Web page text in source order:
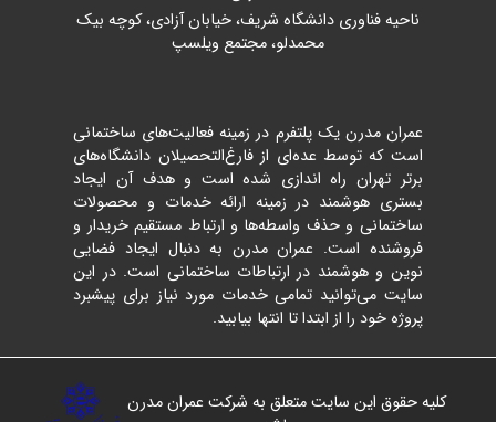
ناحیه فناوری دانشگاه شریف، خیابان آزادی، کوچه بیک
محمدلو، مجتمع ویلسپ
عمران مدرن یک پلتفرم در زمینه فعالیت‌های ساختمانی
است که توسط عده‌ای از فارغ‌التحصیلان دانشگاه‌های
برتر تهران راه اندازی شده است و هدف آن ایجاد
بستری هوشمند در زمینه ارائه خدمات و محصولات
ساختمانی و حذف واسطه‌ها و ارتباط مستقیم خریدار و
فروشنده است. عمران مدرن به دنبال ایجاد فضایی
نوین و هوشمند در ارتباطات ساختمانی است. در این
سایت می‌توانید تمامی خدمات مورد نیاز برای پیشبرد
پروژه خود را از ابتدا تا انتها بیابید.
کلیه حقوق این سایت متعلق به شرکت عمران مدرن